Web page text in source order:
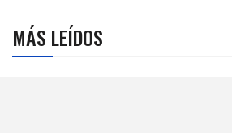
MÁS LEÍDOS